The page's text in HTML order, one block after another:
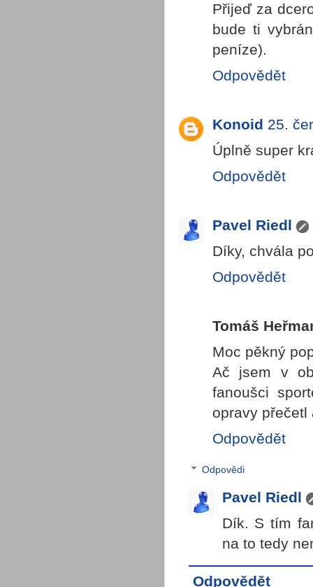
Přijeď za
bude ti
peníze).
Odpovědět
Konoid 25.
Úplně super
Odpovědět
Pavel Riedl
Díky, chvála
Odpovědět
Tomáš
Moc pěkný
Ač jsem v
fanoušci
opravy přečetl
Odpovědět
Odpovědi
Pavel Riedl
Dík. S tím
na to tedy
Odpovědět